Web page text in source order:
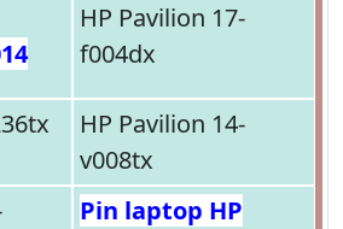
HP Pavilion 17-
f004dx
HP Pavilion 14-
v008tx
Pin laptop HP